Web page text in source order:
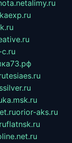
alimy.ru
tesiaes.ru
orior-aks.ru
flatnsk.ru